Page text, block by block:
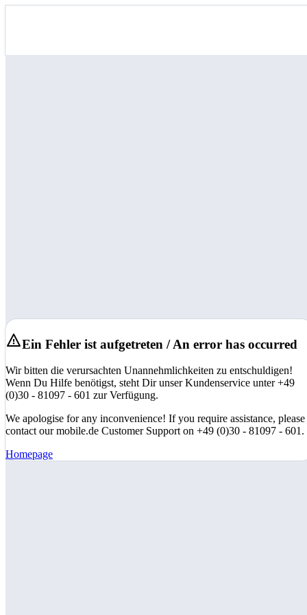
Ein Fehler ist aufgetreten / An error has occurred
Wir bitten die verursachten Unannehmlichkeiten zu entschuldigen!
Wenn Du Hilfe benötigst, steht Dir unser Kundenservice unter +49
(0)30 - 81097 - 601 zur Verfügung.
We apologise for any inconvenience! If you require assistance, please
contact our mobile.de Customer Support on +49 (0)30 - 81097 - 601.
Homepage